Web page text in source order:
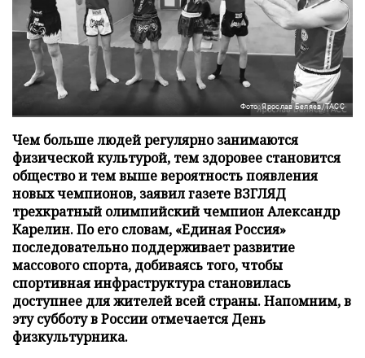
Фото: Ярослав Беляев/ТАСС
Чем больше людей регулярно занимаются
физической культурой, тем здоровее становится
общество и тем выше вероятность появления
новых чемпионов, заявил газете ВЗГЛЯД
трехкратный олимпийский чемпион Александр
Карелин. По его словам, «Единая Россия»
последовательно поддерживает развитие
массового спорта, добиваясь того, чтобы
спортивная инфраструктура становилась
доступнее для жителей всей страны. Напомним, в
эту субботу в России отмечается День
физкультурника.